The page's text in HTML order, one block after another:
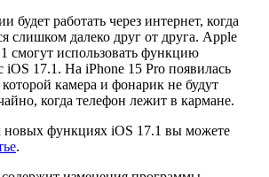
будет работать через интернет, когда
слишком далеко друг от друга. Apple
смогут использовать функцию
iOS 17.1. На iPhone 15 Pro появилась
камера и фонарик не будут
когда телефон лежит в кармане.
новых функциях iOS 17.1 вы можете
.